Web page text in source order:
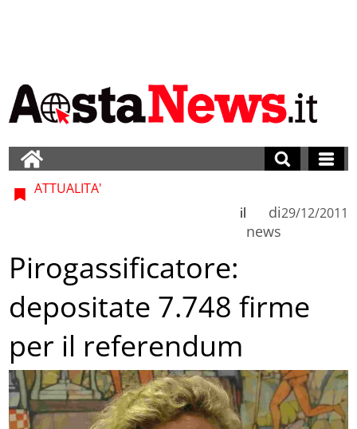
ATTUALITA'
di
news
il 29/12/2011
Pirogassificatore:
depositate 7.748 firme
per il referendum